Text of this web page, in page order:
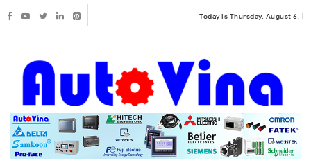
Today is Thursday, August 6. |